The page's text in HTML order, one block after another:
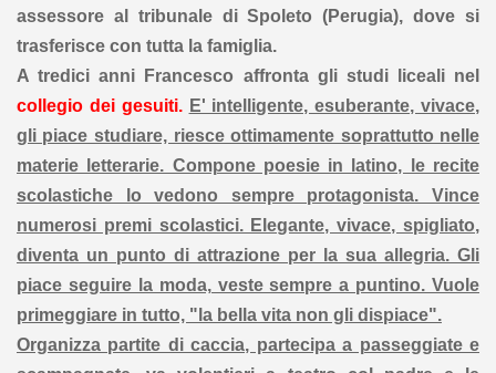
assessore al tribunale di Spoleto (Perugia), dove si
trasferisce con tutta la famiglia.
A tredici anni Francesco affronta gli studi liceali nel
collegio dei gesuiti. E' intelligente, esuberante, vivace,
gli piace studiare, riesce ottimamente soprattutto nelle
materie letterarie. Compone poesie in latino, le recite
scolastiche lo vedono sempre protagonista. Vince
numerosi premi scolastici. Elegante, vivace, spigliato,
diventa un punto di attrazione per la sua allegria. Gli
piace seguire la moda, veste sempre a puntino. Vuole
primeggiare in tutto, "la bella vita non gli dispiace".
Organizza partite di caccia, partecipa a passeggiate e